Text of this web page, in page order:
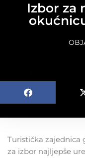
Izbor za
Turistička zajednica
za izbor najljepše